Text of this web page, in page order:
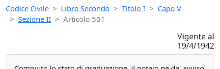
Codice Civile Libro Secondo Titolo I
Capo V
Sezione II
Articolo 501
Vigente al
19/4/1942